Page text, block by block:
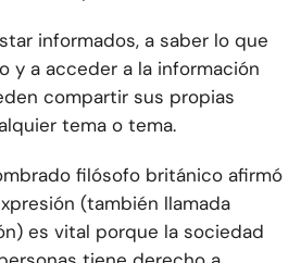
informados, a saber lo que
y a acceder a la información
compartir sus propias
tema o tema.
filósofo británico afirmó
(también llamada
es vital porque la sociedad